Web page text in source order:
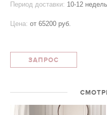
Период доставки: 10-12 недель
Цена: от 65200 руб.
ЗАПРОС